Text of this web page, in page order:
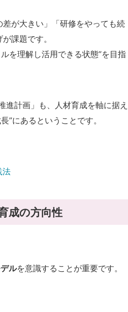
が大きい」「研修をやっても続
課題です。
を理解し活用できる状態”を目指
進計画」も、人材育成を軸に据え
”にあるということです。
法
成の方向性
ルを意識することが重要です。